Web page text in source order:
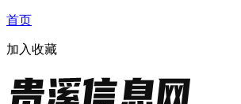
首页
加入收藏